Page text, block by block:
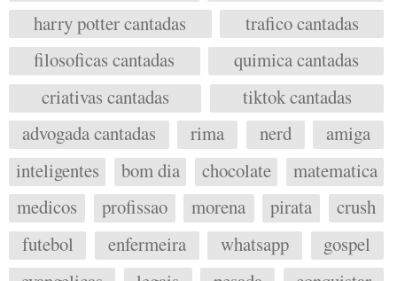
harry potter cantadas
trafico cantadas
filosoficas cantadas
quimica cantadas
criativas cantadas
tiktok cantadas
advogada cantadas
rima nerd
amiga
inteligentes
bom dia chocolate
matematica
medicos
profissao morena pirata
crush
futebol
enfermeira whatsapp
gospel